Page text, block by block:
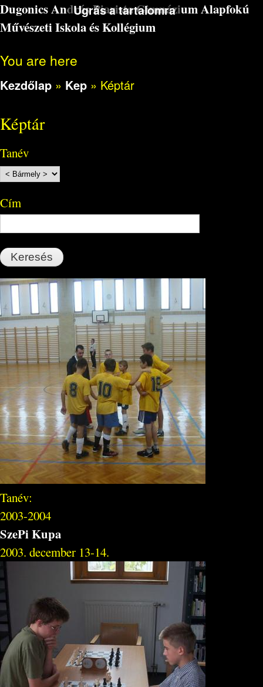
Ugrás a tartalomra
Dugonics András Piarista Gimnázium Alapfokú
Művészeti Iskola és Kollégium
You are here
Kezdőlap » Kep » Képtár
Képtár
Tanév
Cím
Tanév:
2003-2004
SzePi Kupa
2003. december 13-14.